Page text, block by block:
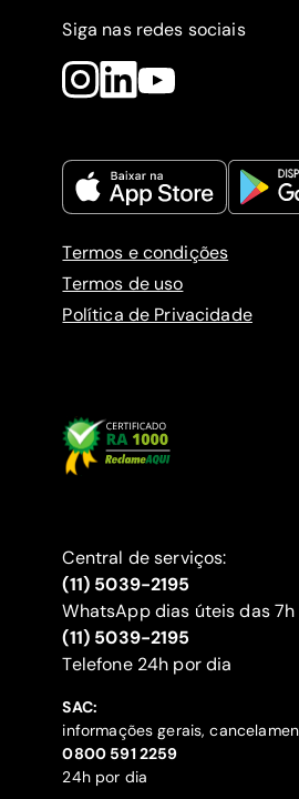
Siga nas redes sociais
Termos e condições
Termos de uso
Política de Privacidade
Central de serviços:
(11) 5039-2195
WhatsApp dias úteis das
(11) 5039-2195
‍Telefone 24h por dia
SAC:
informações gerais,
‍0800 591 2259
24h por dia